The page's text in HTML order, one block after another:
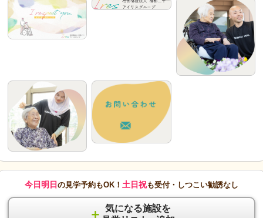
今日明日 の見学予約もOK！ 土日祝も受付・しつこい勧誘なし
＋ 気になる施設を